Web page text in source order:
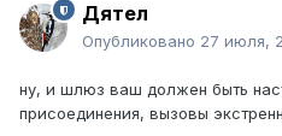
Дятел
Опубликовано 27 июля,
ну, и шлюз ваш должен быть
присоединения, вызовы